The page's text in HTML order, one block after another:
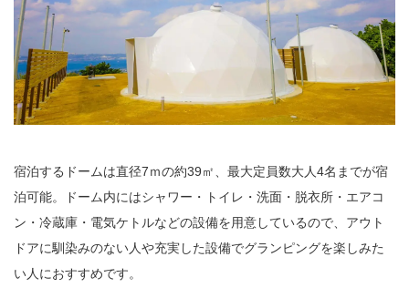
宿泊するドームは直径7ｍの約39㎡、最大定員数大人4名までが宿
泊可能。ドーム内にはシャワー・トイレ・洗面・脱衣所・エアコ
ン・冷蔵庫・電気ケトルなどの設備を用意しているので、アウト
ドアに馴染みのない人や充実した設備でグランピングを楽しみた
い人におすすめです。